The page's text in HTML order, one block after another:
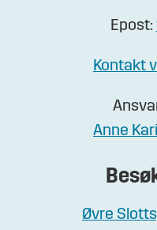
Epost:
Kontakt
Anne
Øvre